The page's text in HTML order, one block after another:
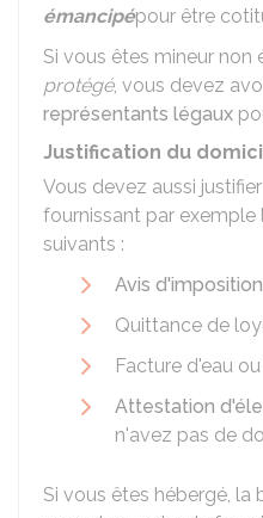
émancipépour être
Si vous êtes mineur non
protégé, vous devez
représentants légaux
Justification du
Vous devez aussi
fournissant par
suivants :
Avis d'imposition
Quittance de
Facture d'eau
Attestation
n'avez pas de
Si vous êtes hébergé,